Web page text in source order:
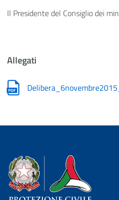
Il Presidente del Consiglio dei
Allegati
Dipartimento della